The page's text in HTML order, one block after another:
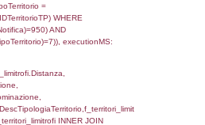
'; ') AS DescAltro,
INNER JOIN
=